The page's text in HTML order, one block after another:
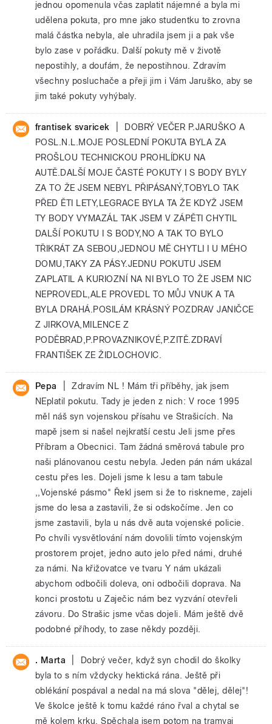
jednou opomenula včas zaplatit nájemné a byla mi
udělena pokuta, pro mne jako studentku to zrovna
malá částka nebyla, ale uhradila jsem ji a pak vše
bylo zase v pořádku. Další pokuty mě v životě
nepostihly, a doufám, že nepostihnou. Zdravím
všechny posluchače a přeji jim i Vám Jaruško, aby se
jim také pokuty vyhýbaly.
frantisek svaricek
DOBRÝ VEČER P.JARUŠKO A
POSL.N.L.MOJE POSLEDNÍ POKUTA BYLA ZA
PROŠLOU TECHNICKOU PROHLÍDKU NA
AUTĚ.DALŠÍ MOJE ČASTÉ POKUTY I S BODY BYLY
ZA TO ŽE JSEM NEBYL PŘIPÁSANÝ,TOBYLO TAK
PŘED ĚTI LETY,LEGRACE BYLA TA ŽE KDYŽ JSEM
TY BODY VYMAZÁL TAK JSEM V ZÁPĚTI CHYTIL
DALŠÍ POKUTU I S BODY,NO A TAK TO BYLO
TŘIKRÁT ZA SEBOU,JEDNOU MĚ CHYTLI I U MÉHO
DOMU,TAKY ZA PÁSY.JEDNU POKUTU JSEM
ZAPLATIL A KURIOZNÍ NA NI BYLO TO ŽE JSEM NIC
NEPROVEDL,ALE PROVEDL TO MŮJ VNUK A TA
BYLA DRAHÁ.POSILÁM KRÁSNÝ POZDRAV JANIČCE
Z JIRKOVA,MILENCE Z
PODĚBRAD,P.PROVAZNIKOVÉ,P.ZITĚ.ZDRAVÍ
FRANTIŠEK ZE ŽIDLOCHOVIC.
Pepa
Zdravím NL ! Mám tři příběhy, jak jsem
NEplatil pokutu. Tady je jeden z nich: V roce 1995
měl náš syn vojenskou přísahu ve Strašicích. Na
mapě jsem si našel nejkratší cestu Jeli jsme přes
Příbram a Obecnici. Tam žádná směrová tabule pro
naši plánovanou cestu nebyla. Jeden pán nám ukázal
cestu přes les. Dojeli jsme k lesu a tam tabule
,,Vojenské pásmo" Řekl jsem si že to riskneme, zajeli
jsme do lesa a zastavili, že si odskočíme. Jen co
jsme zastavili, byla u nás dvě auta vojenské policie.
Po chvíli vysvětlování nám dovolili tímto vojenským
prostorem projet, jedno auto jelo před námi, druhé
za námi. Na křižovatce ve tvaru Y nám ukázali
abychom odbočili doleva, oni odbočili doprava. Na
konci prostotu u Zaječic nám bez vyzvání otevřeli
závoru. Do Strašic jsme včas dojeli. Mám ještě dvě
podobné příhody, to zase někdy později.
. Marta
Dobrý večer, když syn chodil do školky
byla to s ním vždycky hektická rána. Ještě při
oblékání pospával a nedal na má slova "dělej, dělej"!
Ve školce ještě k tomu každé ráno řval a chytal se
mě kolem krku. Spěchala jsem potom na tramvaj